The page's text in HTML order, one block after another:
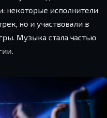
некоторые исполнители
но и участвовали в
Музыка стала частью